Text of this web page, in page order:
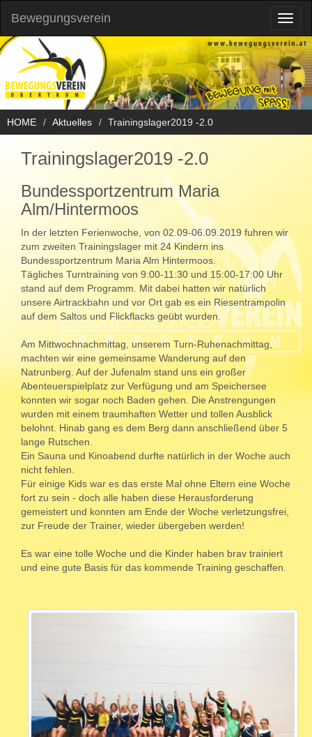
Bewegungsverein
HOME Aktuelles Trainingslager2019 -2.0
Trainingslager2019 -2.0
Bundessportzentrum Maria
Alm/Hintermoos
In der letzten Ferienwoche, von 02.09-06.09.2019 fuhren wir
zum zweiten Trainingslager mit 24 Kindern ins
Bundessportzentrum Maria Alm Hintermoos.
Tägliches Turntraining von 9:00-11:30 und 15:00-17:00 Uhr
stand auf dem Programm. Mit dabei hatten wir natürlich
unsere Airtrackbahn und vor Ort gab es ein Riesentrampolin
auf dem Saltos und Flickflacks geübt wurden.
Am Mittwochnachmittag, unserem Turn-Ruhenachmittag,
machten wir eine gemeinsame Wanderung auf den
Natrunberg. Auf der Jufenalm stand uns ein großer
Abenteuerspielplatz zur Verfügung und am Speichersee
konnten wir sogar noch Baden gehen. Die Anstrengungen
wurden mit einem traumhaften Wetter und tollen Ausblick
belohnt. Hinab gang es dem Berg dann anschließend über 5
lange Rutschen.
Ein Sauna und Kinoabend durfte natürlich in der Woche auch
nicht fehlen.
Für einige Kids war es das erste Mal ohne Eltern eine Woche
fort zu sein - doch alle haben diese Herausforderung
gemeistert und konnten am Ende der Woche verletzungsfrei,
zur Freude der Trainer, wieder übergeben werden!
Es war eine tolle Woche und die Kinder haben brav trainiert
und eine gute Basis für das kommende Training geschaffen.